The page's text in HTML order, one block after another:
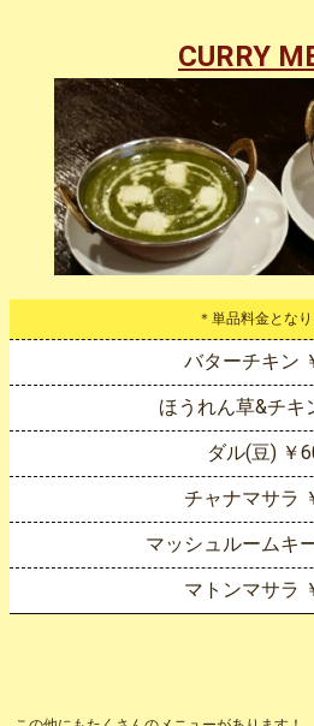
CURRY
＊単品料金とな
バターチキン
ほうれん草&チキ
ダル(豆) ￥
チャナマサラ
マッシュルームキ
マトンマサラ